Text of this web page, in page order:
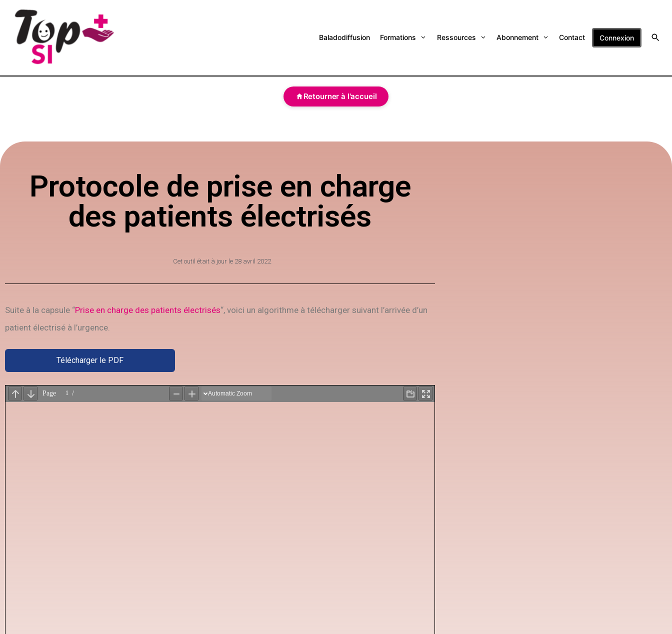
Baladodiffusion Formations Ressources Abonnement Contact Connexion
Retourner à l'accueil
Protocole de prise en charge
des patients électrisés
Cet outil était à jour le 28 avril 2022
Suite à la capsule “Prise en charge des patients électrisés“, voici un algorithme à télécharger suivant l’arrivée d’un
patient électrisé à l’urgence.
Télécharger le PDF